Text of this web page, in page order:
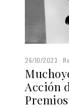
26/10/2023
Acción